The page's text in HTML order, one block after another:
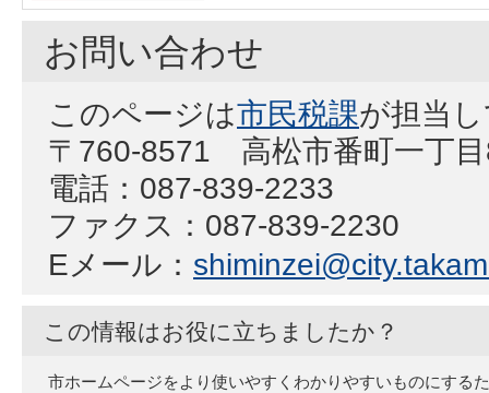
お問い合わせ
このページは市民税課が担当
〒760-8571 高松市番町一丁
電話：087-839-2233
ファクス：087-839-2230
Eメール：
この情報はお役に立ちましたか？
市ホームページをより使いやすくわかりやすいものにする